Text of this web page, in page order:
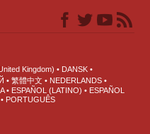
Kingdom)
DANSK
繁體中文
NEDERLANDS
ESPAÑOL (LATINO)
ESPAÑOL
PORTUGUÊS